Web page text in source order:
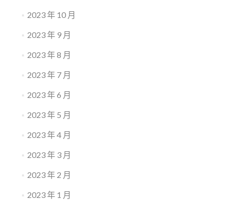
2023 年 10 月
2023 年 9 月
2023 年 8 月
2023 年 7 月
2023 年 6 月
2023 年 5 月
2023 年 4 月
2023 年 3 月
2023 年 2 月
2023 年 1 月